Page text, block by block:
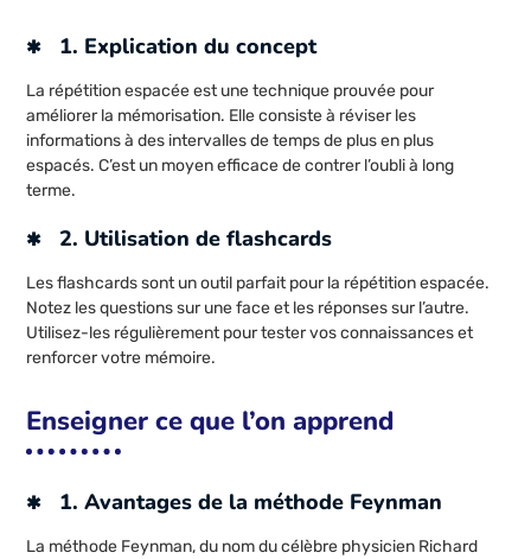
1. Explication du concept
La répétition espacée est une technique prouvée pour
améliorer la mémorisation. Elle consiste à réviser les
informations à des intervalles de temps de plus en plus
espacés. C’est un moyen efficace de contrer l’oubli à long
terme.
2. Utilisation de flashcards
Les flashcards sont un outil parfait pour la répétition espacée.
Notez les questions sur une face et les réponses sur l’autre.
Utilisez-les régulièrement pour tester vos connaissances et
renforcer votre mémoire.
Enseigner ce que l’on apprend
1. Avantages de la méthode Feynman
La méthode Feynman, du nom du célèbre physicien Richard